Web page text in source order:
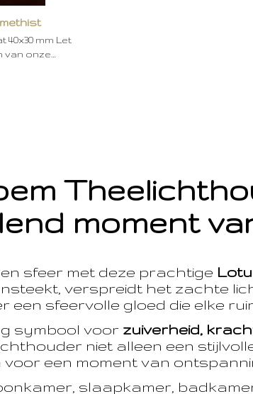
40x30 mm Let
onze…
moment
sfeer met deze prachtige
verspreidt het zachte
een sfeervolle gloed die elke
symbool voor zuiverheid,
niet alleen een
een moment van
slaapkamer,